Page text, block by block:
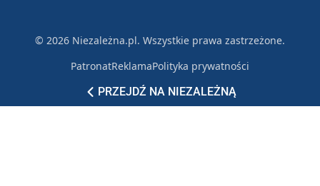
PRZEJDŹ NA NIEZALEŻNĄ
© 2026 Niezależna.pl. Wszystkie prawa zastrzeżone.
PatronatReklamaPolityka prywatności